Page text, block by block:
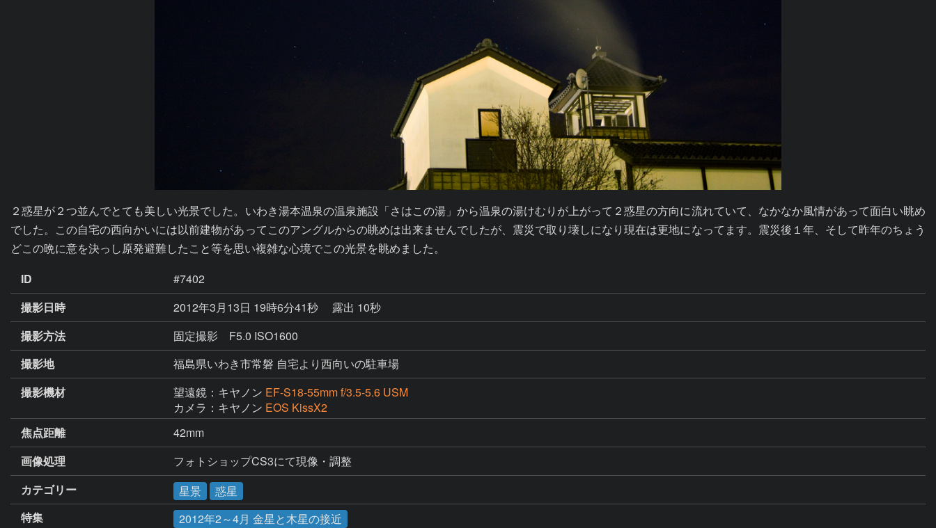
２惑星が２つ並んでとても美しい光景でした。いわき湯本温泉の温泉施設「さはこの湯」から温泉の湯けむりが上がって２惑星の方向に流れていて、なかなか風情があって面白い眺め
でした。この自宅の西向かいには以前建物があってこのアングルからの眺めは出来ませんでしたが、震災で取り壊しになり現在は更地になってます。震災後１年、そして昨年のちょう
どこの晩に意を決っし原発避難したこと等を思い複雑な心境でこの光景を眺めました。
ID
#7402
撮影日時
2012年3月13日 19時6分41秒
露出 10秒
撮影方法
固定撮影 F5.0 ISO1600
撮影地
福島県いわき市常磐 自宅より西向いの駐車場
撮影機材
望遠鏡：キヤノン EF-S18-55mm f/3.5-5.6 USM
カメラ：キヤノン EOS KissX2
焦点距離
42mm
画像処理
フォトショップCS3にて現像・調整
カテゴリー
星景
惑星
特集
2012年2～4月 金星と木星の接近